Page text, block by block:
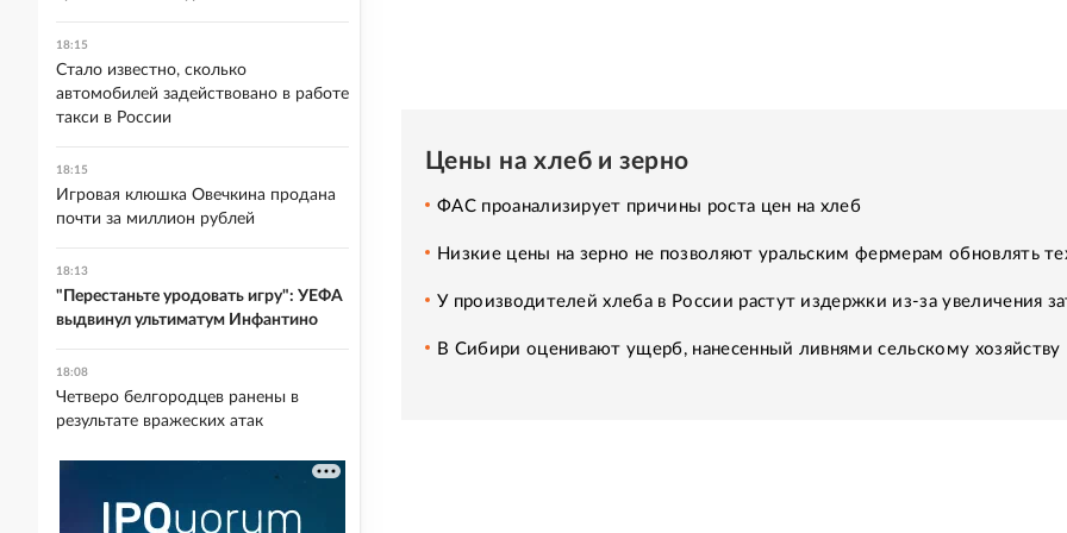
Цены на хлеб и зерно
ФАС проанализирует причины роста цен на хлеб
Низкие цены на зерно не позволяют уральским фермерам обновлять
У производителей хлеба в России растут издержки из-за увеличения
В Сибири оценивают ущерб, нанесенный ливнями сельскому хозяйству
18:15
Стало известно, сколько
автомобилей задействовано в работе
такси в России
18:15
Игровая клюшка Овечкина продана
почти за миллион рублей
18:13
"Перестаньте уродовать игру": УЕФА
выдвинул ультиматум Инфантино
18:08
Четверо белгородцев ранены в
результате вражеских атак